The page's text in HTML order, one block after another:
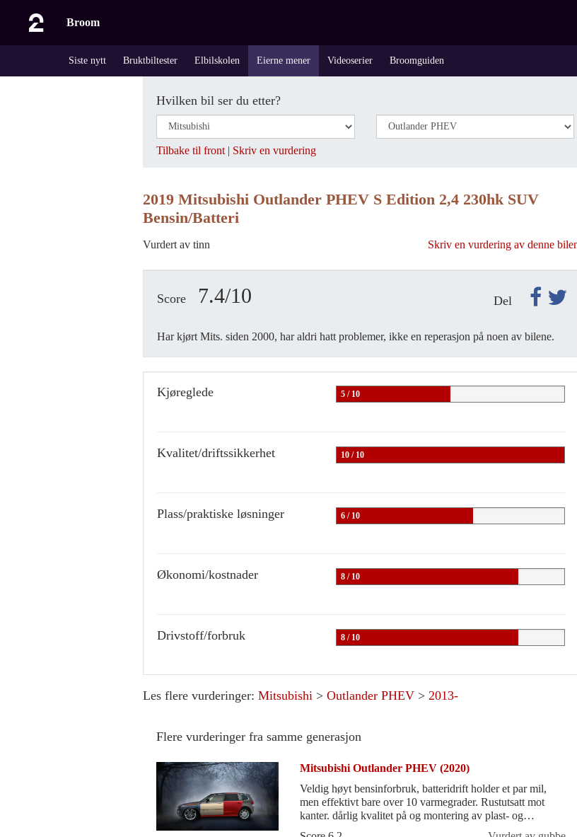
Broom
Siste nytt Bruktbiltester Elbilskolen Eierne mener Videoserier Broomguiden
Hvilken bil ser du etter?
Tilbake til front | Skriv en vurdering
2019 Mitsubishi Outlander PHEV S Edition 2,4 230hk SUV
Bensin/Batteri
Vurdert av tinn Skriv en vurdering av denne
Score 7.4/10 Del
Har kjørt Mits. siden 2000, har aldri hatt problemer, ikke en reperasjon på noen av bilene.
Kjøreglede 5 / 10
Kvalitet/driftssikkerhet 10 / 10
Plass/praktiske løsninger 6 / 10
Økonomi/kostnader 8 / 10
Drivstoff/forbruk 8 / 10
Les flere vurderinger: Mitsubishi > Outlander PHEV > 2013-
Flere vurderinger fra samme generasjon
Mitsubishi Outlander PHEV (2020)
Veldig høyt bensinforbruk, batteridrift holder et par mil,
men effektivt bare over 10 varmegrader. Rustutsatt mot
kanter. dårlig kvalitet på og montering av plast- og